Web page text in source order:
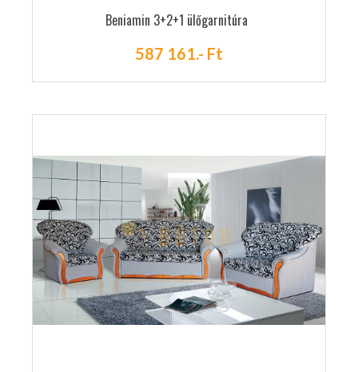
Beniamin 3+2+1 ülőgarnitúra
587 161.- Ft